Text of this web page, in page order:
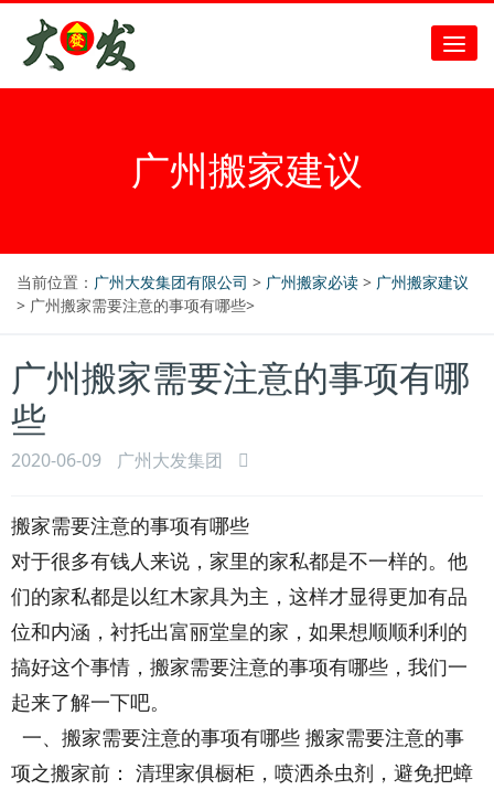
广州搬家建议
当前位置： 广州大发集团有限公司 > 广州搬家必读 > 广州搬家建议
> 广州搬家需要注意的事项有哪些>
广州搬家需要注意的事项有哪
些
2020-06-09 广州大发集团
搬家需要注意的事项有哪些
对于很多有钱人来说，家里的家私都是不一样的。他
们的家私都是以红木家具为主，这样才显得更加有品
位和内涵，衬托出富丽堂皇的家，如果想顺顺利利的
搞好这个事情，搬家需要注意的事项有哪些，我们一
起来了解一下吧。
一、搬家需要注意的事项有哪些 搬家需要注意的事
项之搬家前： 清理家俱橱柜，喷洒杀虫剂，避免把蟑